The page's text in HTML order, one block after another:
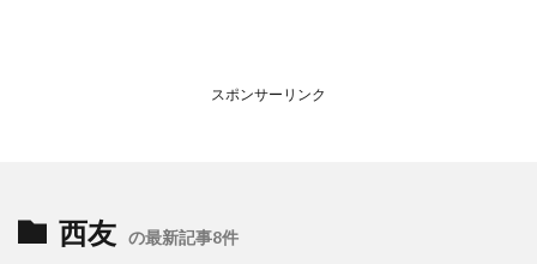
スポンサーリンク
西友 の最新記事8件